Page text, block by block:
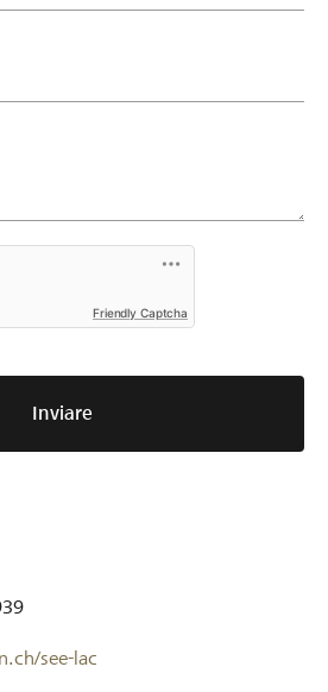
Friendly Captcha
Inviare
see-lac